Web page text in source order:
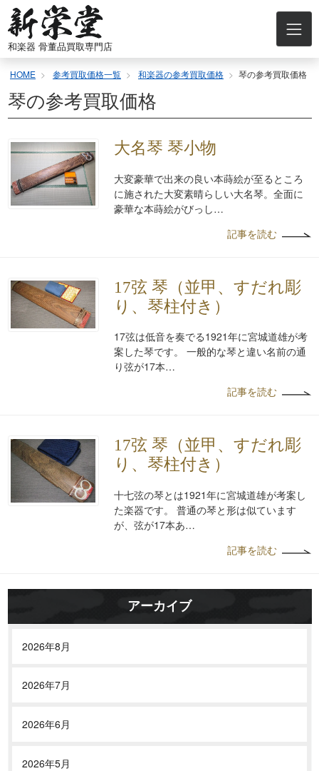
ン和楽器 骨董品買取専門店
HOME 参考買取価格一覧 和楽器の参考買取価格 琴の参考買取価格
琴の参考買取価格
大名琴 琴小物
大変豪華で出来の良い本蒔絵が至るところ
に施された大変素晴らしい大名琴。全面に
豪華な本蒔絵がびっし…
記事を読む
17弦 琴（並甲、すだれ彫
り、琴柱付き）
17弦は低音を奏でる1921年に宮城道雄が考
案した琴です。 一般的な琴と違い名前の通
り弦が17本…
記事を読む
17弦 琴（並甲、すだれ彫
り、琴柱付き）
十七弦の琴とは1921年に宮城道雄が考案し
た楽器です。 普通の琴と形は似ています
が、弦が17本あ…
記事を読む
アーカイブ
2026年8月
2026年7月
2026年6月
2026年5月